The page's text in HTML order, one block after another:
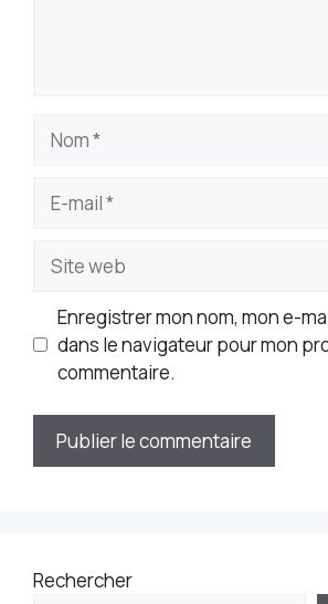
Nom
mail
Site
web
Enregistrer mon nom, mon e-
dans le navigateur pour mon
commentaire.
Rechercher